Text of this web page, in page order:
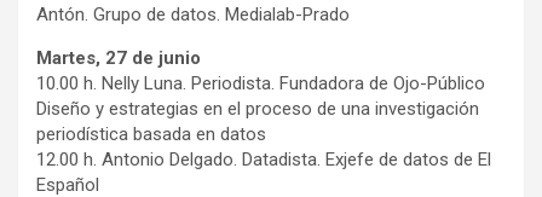
Antón. Grupo de datos. Medialab-Prado
Martes, 27 de junio
10.00 h. Nelly Luna. Periodista. Fundadora de Ojo-Público
Diseño y estrategias en el proceso de una investigación
periodística basada en datos
12.00 h. Antonio Delgado. Datadista. Exjefe de datos de El
Español